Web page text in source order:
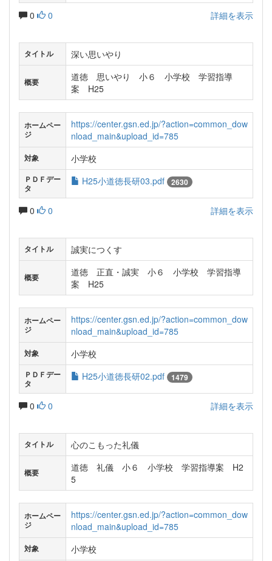
0 0 詳細を表示
タイトル 深い思いやり
概要
道徳 思いやり 小６ 小学校 学習指導
案 H25
ホームペー
ジ
https://center.gsn.ed.jp/?action=common_dow
nload_main&upload_id=785
対象 小学校
ＰＤＦデー
タ
H25小道徳長研03.pdf 2630
0 0 詳細を表示
タイトル 誠実につくす
概要
道徳 正直・誠実 小６ 小学校 学習指導
案 H25
ホームペー
ジ
https://center.gsn.ed.jp/?action=common_dow
nload_main&upload_id=785
対象 小学校
ＰＤＦデー
タ
H25小道徳長研02.pdf 1479
0 0 詳細を表示
タイトル 心のこもった礼儀
概要
道徳 礼儀 小６ 小学校 学習指導案 H2
5
ホームペー
ジ
https://center.gsn.ed.jp/?action=common_dow
nload_main&upload_id=785
対象 小学校